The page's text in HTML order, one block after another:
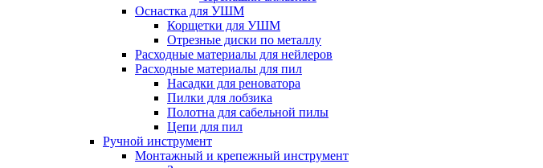
Оснастка для УШМ
Корщетки для УШМ
Отрезные диски по металлу
Расходные материалы для нейлеров
Расходные материалы для пил
Насадки для реноватора
Пилки для лобзика
Полотна для сабельной пилы
Цепи для пил
Ручной инструмент
Монтажный и крепежный инструмент